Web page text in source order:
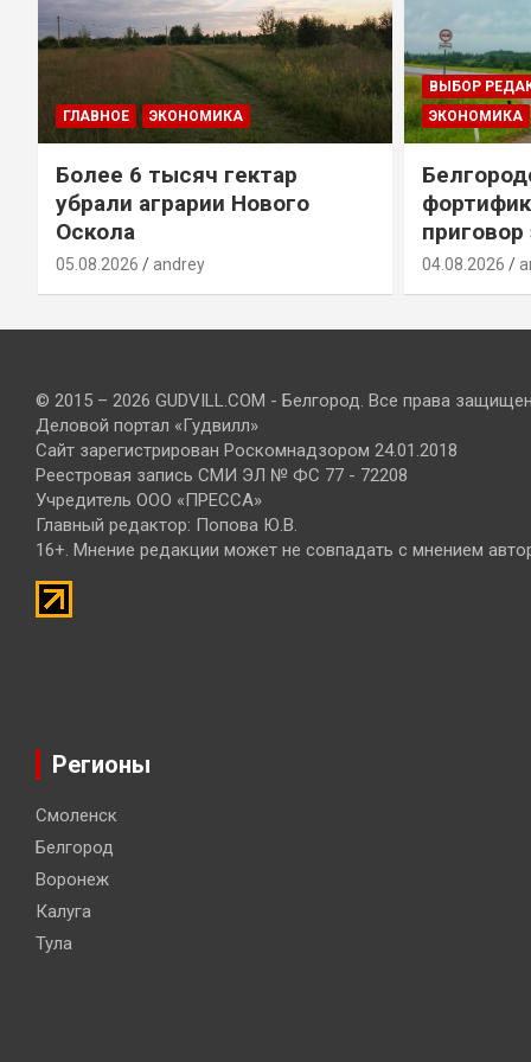
ГЛАВНОЕ ЭКОНОМИКА
Более 6 тысяч гектар
убрали аграрии Нового
Оскола
05.08.2026 andrey
ВЫБОР
ЭКОНОМИКА
04.08.2026
© 2015 – 2026 GUDVILL.COM - Белгород. Все права
Деловой портал «Гудвилл»
Сайт зарегистрирован Роскомнадзором 24.01.2018
Реестровая запись СМИ ЭЛ № ФС 77 - 72208
Учредитель ООО «ПРЕССА»
Главный редактор: Попова Ю.В.
16+. Мнение редакции может не совпадать с мнением
Регионы
Смоленск
Белгород
Воронеж
Калуга
Тула